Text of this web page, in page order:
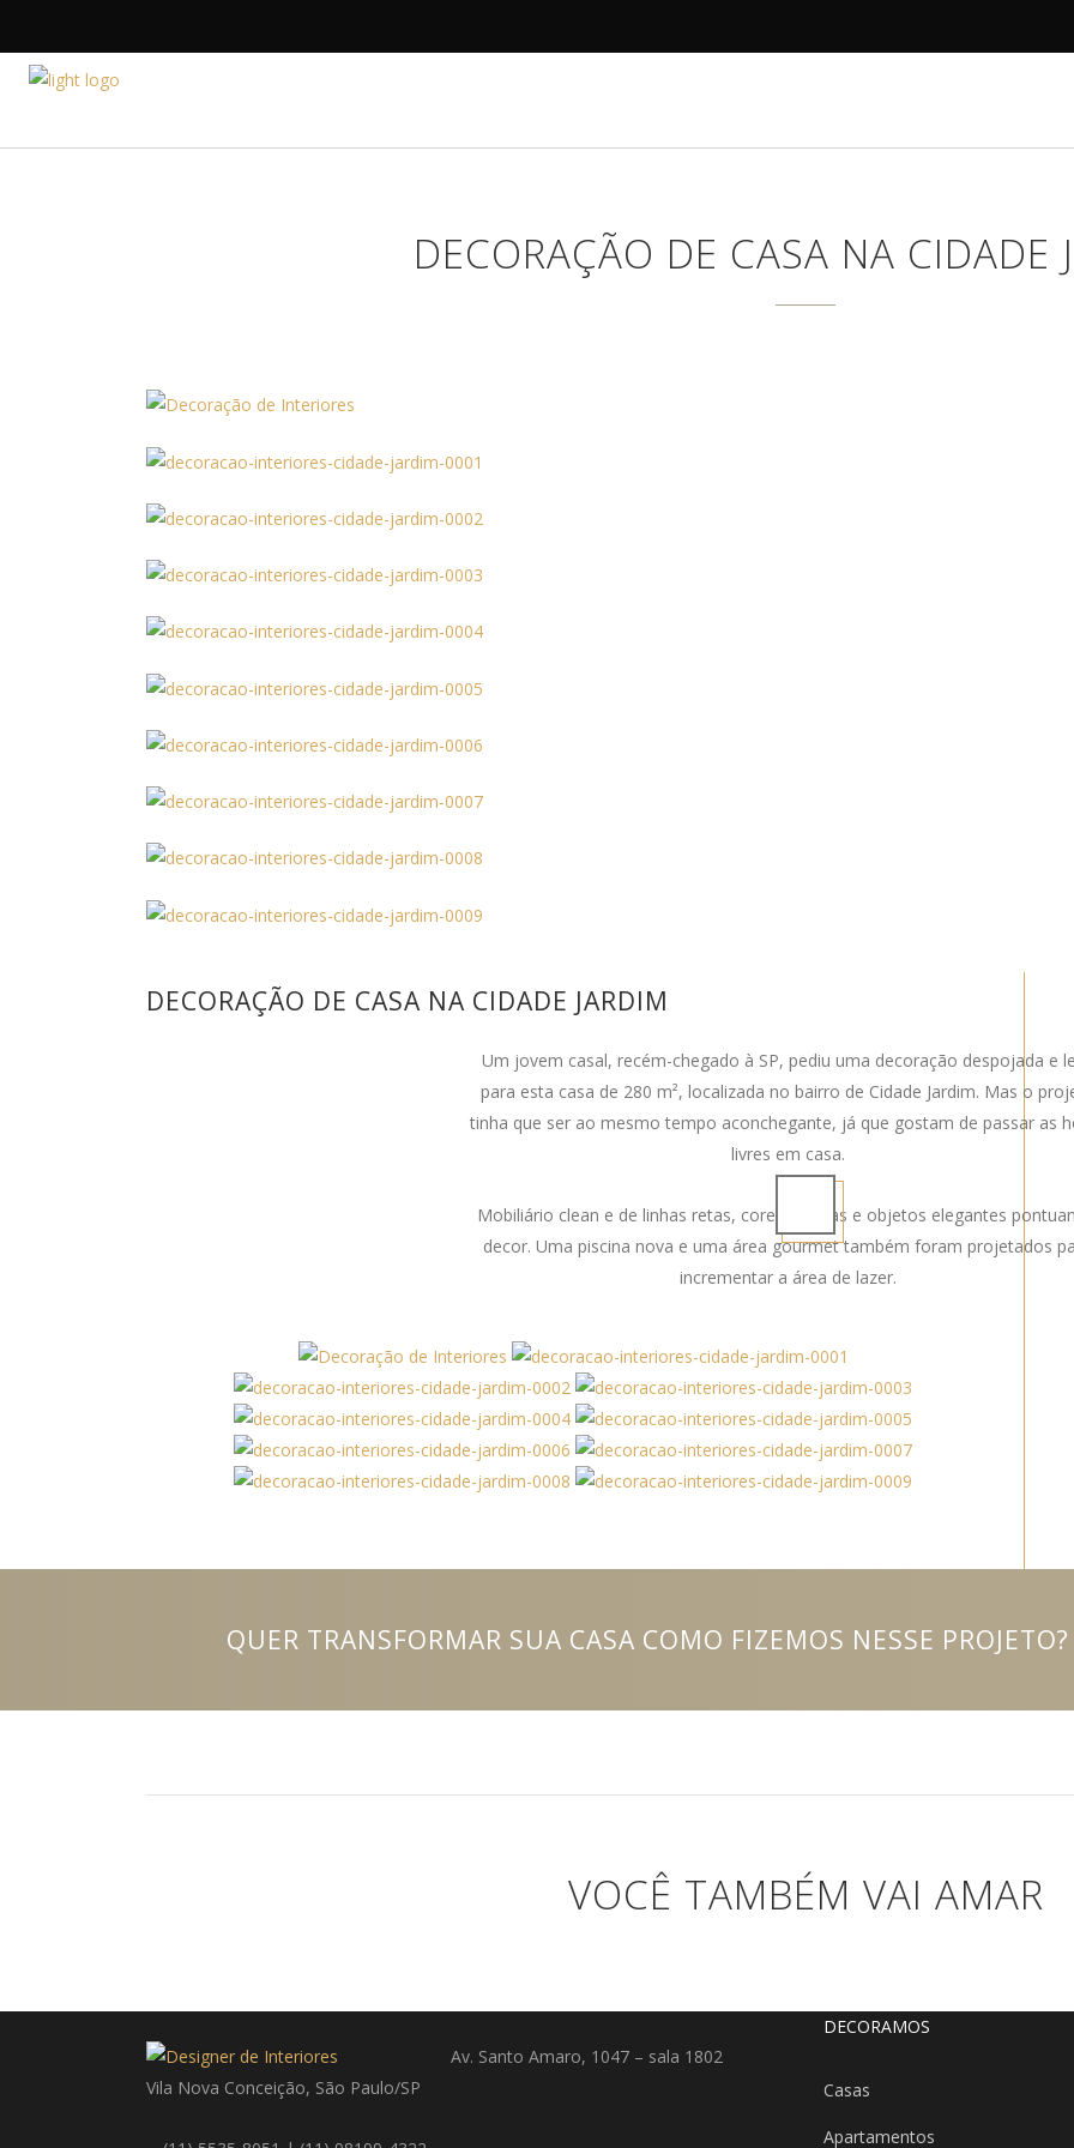
DECORAÇÃO DE CASA NA CIDADE
DECORAÇÃO DE CASA NA CIDADE JARDIM
Um jovem casal, recém-chegado à SP, pediu uma decoração despojada e
para esta casa de 280 m², localizada no bairro de Cidade Jardim. Mas o
tinha que ser ao mesmo tempo aconchegante, já que gostam de passar as
livres em casa.
Mobiliário clean e de linhas retas, cores neutras e objetos elegantes
decor. Uma piscina nova e uma área gourmet também foram projetados
incrementar a área de lazer.
QUER TRANSFORMAR SUA CASA COMO FIZEMOS NESSE PROJETO?
VOCÊ TAMBÉM VAI AMAR
Av. Santo Amaro, 1047 – sala 1802
Vila Nova Conceição, São Paulo/SP
DECORAMOS
Casas
Apartamentos